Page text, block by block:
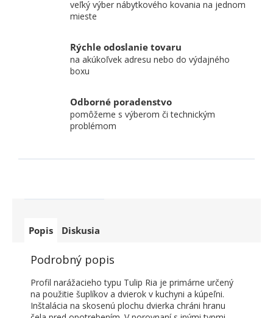
veľký výber nábytkového kovania na jednom
mieste
Rýchle odoslanie tovaru
na akúkoľvek adresu nebo do výdajného
boxu
Odborné poradenstvo
pomôžeme s výberom či technickým
problémom
Popis Diskusia
Podrobný popis
Profil narážacieho typu Tulip Ria je primárne určený
na použitie šuplíkov a dvierok v kuchyni a kúpeľni.
Inštalácia na skosenú plochu dvierka chráni hranu